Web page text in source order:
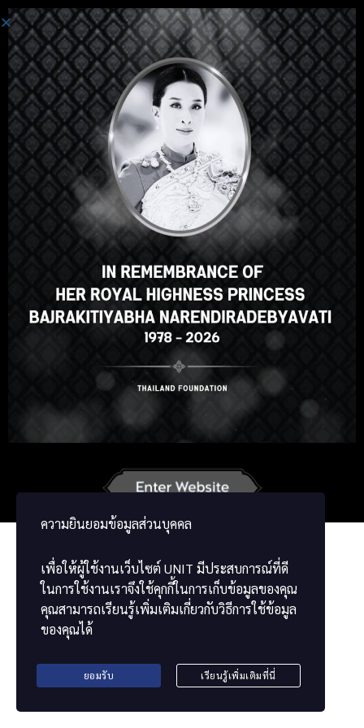
Einloggen
Hallo, toller Kurs, oder? Gefällt
Ihnen dieser Kurs?
FÜR DEN KURS ANMELDEN
ความยินยอมข้อมูลส่วนบุคคล
เพื่อให้ผู้ใช้งานเว็บไซต์ UNIT มีประสบการณ์ที่ดี
ในการใช้งานเราจึงใช้คุกกี้ในการเก็บข้อมูลของคุณ
คุณสามารถเรียนรู้เพิ่มเติมเกี่ยวกับวิธีการใช้ข้อมูล
ของคุณได้
ยอมรับ เรียนรู้เพิ่มเติมที่นี่
Select your language
English ภาษาไทย
Korean Japanese
Chinese
ខ្មែរ